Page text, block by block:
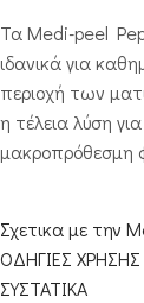
Τα Medi-peel
ιδανικά για
περιοχή των
η τέλεια λύση
μακροπρόθεσμη
Σχετικα με την
ΟΔΗΓΙΕΣ ΧΡΗΣΗΣ
ΣΥΣΤΑΤΙΚΑ